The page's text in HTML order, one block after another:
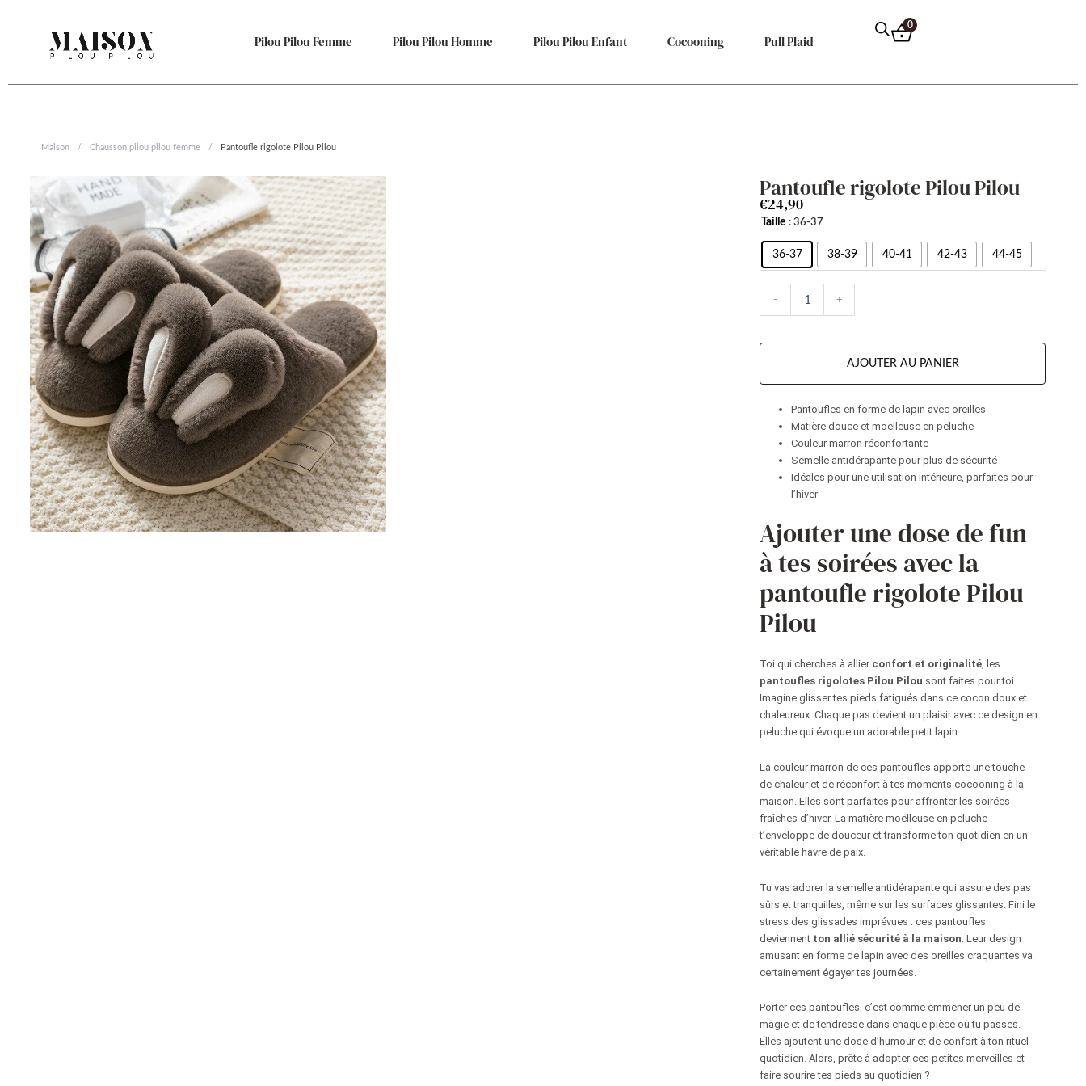
Pilou Pilou Femme Pilou Pilou Homme Pilou Pilou Enfant Cocooning Pull Plaid
0
Maison / Chausson pilou pilou femme / Pantoufle rigolote Pilou Pilou
Pantoufle rigolote Pilou Pilou
€24,90
Taille : 36-37
36-37 38-39 40-41 42-43 44-45
-
quantité
Pantoufle
rigolote
Pilou
Pilou
+
AJOUTER AU PANIER
Pantoufles en forme de lapin avec oreilles
Matière douce et moelleuse en peluche
Couleur marron réconfortante
Semelle antidérapante pour plus de sécurité
Idéales pour une utilisation intérieure, parfaites pour
l’hiver
Ajouter une dose de fun
à tes soirées avec la
pantoufle rigolote Pilou
Pilou
Toi qui cherches à allier confort et originalité, les
pantoufles rigolotes Pilou Pilou sont faites pour toi.
Imagine glisser tes pieds fatigués dans ce cocon doux et
chaleureux. Chaque pas devient un plaisir avec ce design en
peluche qui évoque un adorable petit lapin.
La couleur marron de ces pantoufles apporte une touche
de chaleur et de réconfort à tes moments cocooning à la
maison. Elles sont parfaites pour affronter les soirées
fraîches d’hiver. La matière moelleuse en peluche
t’enveloppe de douceur et transforme ton quotidien en un
véritable havre de paix.
Tu vas adorer la semelle antidérapante qui assure des pas
sûrs et tranquilles, même sur les surfaces glissantes. Fini le
stress des glissades imprévues : ces pantoufles
deviennent ton allié sécurité à la maison . Leur design
amusant en forme de lapin avec des oreilles craquantes va
certainement égayer tes journées.
Porter ces pantoufles, c’est comme emmener un peu de
magie et de tendresse dans chaque pièce où tu passes.
Elles ajoutent une dose d’humour et de confort à ton rituel
quotidien. Alors, prête à adopter ces petites merveilles et
faire sourire tes pieds au quotidien ?